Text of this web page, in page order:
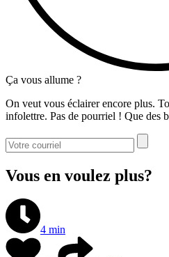
Ça vous allume ?
On veut vous éclairer encore plus.
infolettre. Pas de pourriel ! Que des
Vous en voulez plus?
4 min